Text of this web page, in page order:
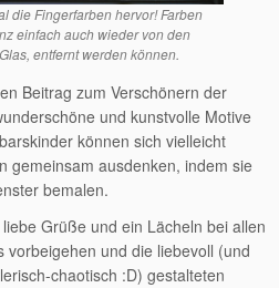
die Fingerfarben hervor! Farben
einfach auch wieder von den
entfernt werden können.
Beitrag zum Verschönern der
und kunstvolle Motive
können sich vielleicht
gemeinsam ausdenken, indem sie
bemalen.
Grüße und ein Lächeln bei allen
vorbeigehen und die liebevoll (und
chaotisch :D) gestalteten